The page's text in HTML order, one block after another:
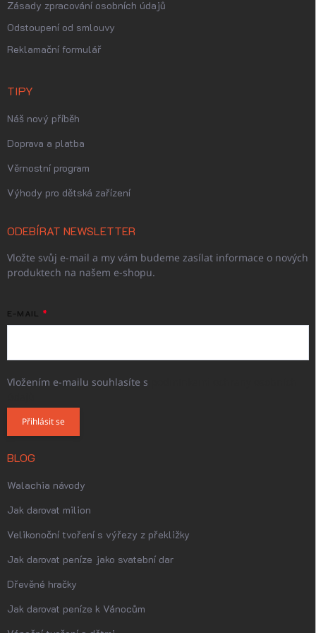
Zásady zpracování osobních údajů
Odstoupení od smlouvy
Reklamační formulář
TIPY
Náš nový příběh
Doprava a platba
Věrnostní program
Výhody pro dětská zařízení
ODEBÍRAT NEWSLETTER
Vložte svůj e-mail a my vám budeme zasílat informace o nových
produktech na našem e-shopu.
E-MAIL
Vložením e-mailu souhlasíte s
Přihlásit se
BLOG
Walachia návody
Jak darovat milion
Velikonoční tvoření s výřezy z překližky
Jak darovat peníze jako svatební dar
Dřevěné hračky
Jak darovat peníze k Vánocům